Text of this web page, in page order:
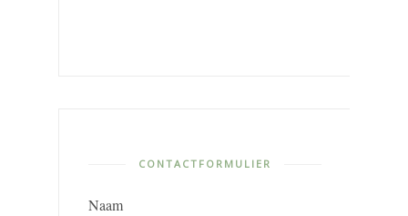
CONTACTFORMULIER
Naam